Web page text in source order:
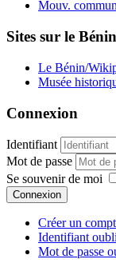
Mouv.
Sites sur le Bénin
Le Bénin/
Musée
Connexion
Identifiant
Mot de passe
Se souvenir de moi
Connexion
Créer un
Identifiant
Mot de passe